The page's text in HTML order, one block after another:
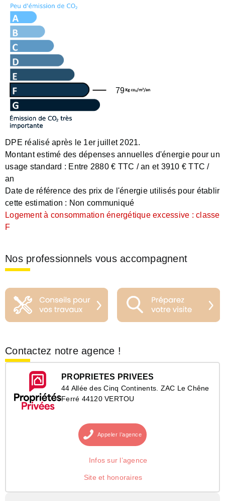
79
DPE réalisé après le 1er juillet 2021.
Montant estimé des dépenses annuelles d'énergie pour un
usage standard : Entre 2880 € TTC / an et 3910 € TTC /
an
Date de référence des prix de l'énergie utilisés pour établir
cette estimation : Non communiqué
Logement à consommation énergétique excessive : classe
F
Nos professionnels vous accompagnent
Contactez notre agence !
PROPRIETES PRIVEES
44 Allée des Cinq Continents. ZAC Le Chêne
Ferré 44120 VERTOU
Appeler l’agence
Infos sur l’agence
Site et honoraires